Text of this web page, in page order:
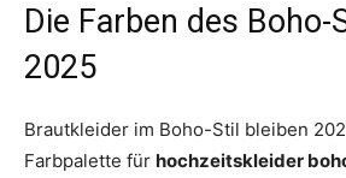
Die Farben des
2025
Brautkleider im Boho-Stil bleiben
Farbpalette für hochzeitskleider